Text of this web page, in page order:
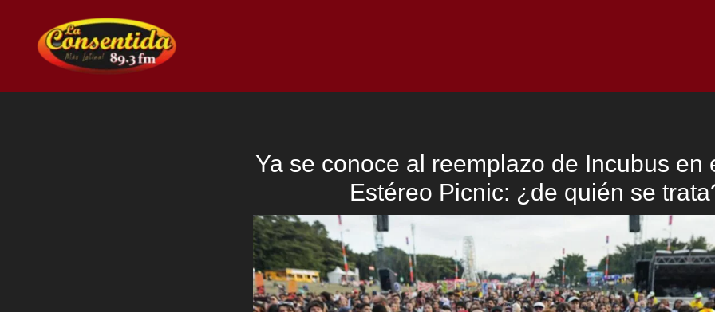
contenido
Ya se conoce al reemplazo de Incubus en
Estéreo Picnic: ¿de quién se